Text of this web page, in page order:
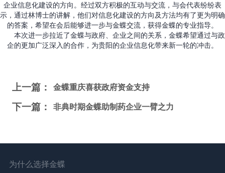
企业信息化建设的方向。经过双方积极的互动与交流，与会代表纷纷表
示，通过林博士的讲解，他们对信息化建设的方向及方法均有了更为明确
的答案，希望在会后能够进一步与金蝶交流，获得金蝶的专业指导。
本次进一步拉近了金蝶与政府、企业之间的关系，金蝶希望通过与政
企的更加广泛深入的合作，为贵阳的企业信息化带来新一轮的冲击。
上一篇： 金蝶重庆喜获政府资金支持
下一篇： 非典时期金蝶助制药企业一臂之力
为什么选择金蝶